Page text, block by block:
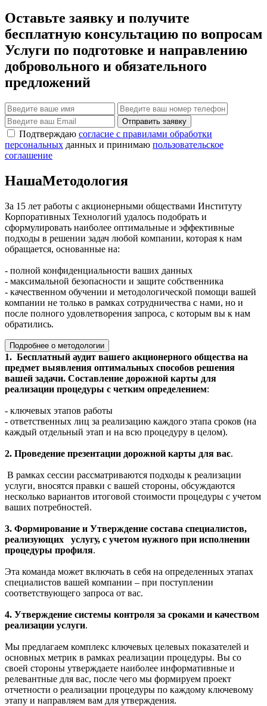
Оставьте заявку и получите
бесплатную консультацию по вопросам
Услуги по подготовке и направлению
добровольного и обязательного
предложений
Отправить заявку
Подтверждаю согласие с правилами обработки
персональных данных и принимаю пользовательское
соглашение
НашаМетодология
За 15 лет работы с акционерными обществами Институту
Корпоративных Технологий удалось подобрать и
сформулировать наиболее оптимальные и эффективные
подходы в решении задач любой компании, которая к нам
обращается, основанные на:
- полной конфиденциальности ваших данных
- максимальной безопасности и защите собственника
- качественном обучении и методологической помощи вашей
компании не только в рамках сотрудничества с нами, но и
после полного удовлетворения запроса, с которым вы к нам
обратились.
Подробнее о методологии
1. Бесплатный аудит вашего акционерного общества на
предмет выявления оптимальных способов решения
вашей задачи. Составление дорожной карты для
реализации процедуры с четким определением:
- ключевых этапов работы
- ответственных лиц за реализацию каждого этапа сроков (на
каждый отдельный этап и на всю процедуру в целом).
2. Проведение презентации дорожной карты для вас.
В рамках сессии рассматриваются подходы к реализации
услуги, вносятся правки с вашей стороны, обсуждаются
несколько вариантов итоговой стоимости процедуры с учетом
ваших потребностей.
3. Формирование и Утверждение состава специалистов,
реализующих услугу, с учетом нужного при исполнении
процедуры профиля.
Эта команда может включать в себя на определенных этапах
специалистов вашей компании – при поступлении
соответствующего запроса от вас.
4. Утверждение системы контроля за сроками и качеством
реализации услуги.
Мы предлагаем комплекс ключевых целевых показателей и
основных метрик в рамках реализации процедуры. Вы со
своей стороны утверждаете наиболее информативные и
релевантные для вас, после чего мы формируем проект
отчетности о реализации процедуры по каждому ключевому
этапу и направляем вам для утверждения.